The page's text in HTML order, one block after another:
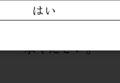
なお、アルコ
返礼品送付は
承ください。
はい